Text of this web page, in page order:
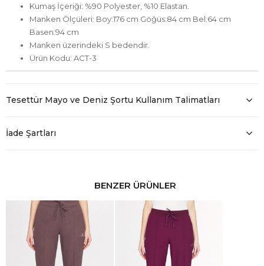
Kumaş İçeriği: %90 Polyester, %10 Elastan.
Manken Ölçüleri: Boy:176 cm Göğüs:84 cm Bel:64 cm
Basen:94 cm
Manken üzerindeki S bedendir.
Ürün Kodu: ACT-3
Tesettür Mayo ve Deniz Şortu Kullanım Talimatları
İade Şartları
BENZER ÜRÜNLER